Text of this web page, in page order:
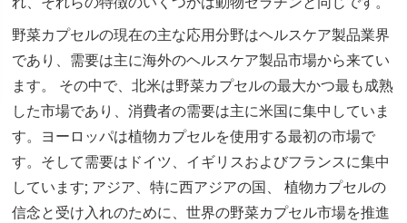
野菜カプセルの現在の主な応用分野はヘルスケア製品業界
であり、需要は主に海外のヘルスケア製品市場から来てい
ます。 その中で、北米は野菜カプセルの最大かつ最も成熟
した市場であり、消費者の需要は主に米国に集中していま
す。ヨーロッパは植物カプセルを使用する最初の市場で
す。そして需要はドイツ、イギリスおよびフランスに集中
しています; アジア、特に西アジアの国、 植物カプセルの
信念と受け入れのために、世界の野菜カプセル市場を推進